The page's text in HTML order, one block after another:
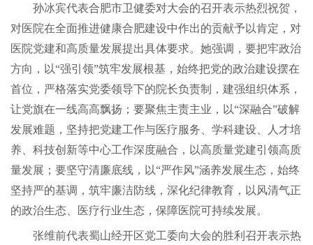
孙冰宾代表合肥市卫健委对大会的召开表示热烈祝贺，
对医院在全面推进健康合肥建设中作出的贡献予以肯定，对
医院党建和高质量发展提出具体要求。她强调，要把牢政治
方向，以“强引领”筑牢发展根基，始终把党的政治建设摆在
首位，严格落实党委领导下的院长负责制，建强组织体系，
让党旗在一线高高飘扬；要聚焦主责主业，以“深融合”破解
发展难题，坚持把党建工作与医疗服务、学科建设、人才培
养、科技创新等中心工作深度融合，以高质量党建引领高质
量发展；要坚守清廉底线，以“严作风”涵养发展生态，始终
坚持严的基调，筑牢廉洁防线，深化纪律教育，以风清气正
的政治生态、医疗行业生态，保障医院可持续发展。
张维前代表蜀山经开区党工委向大会的胜利召开表示热